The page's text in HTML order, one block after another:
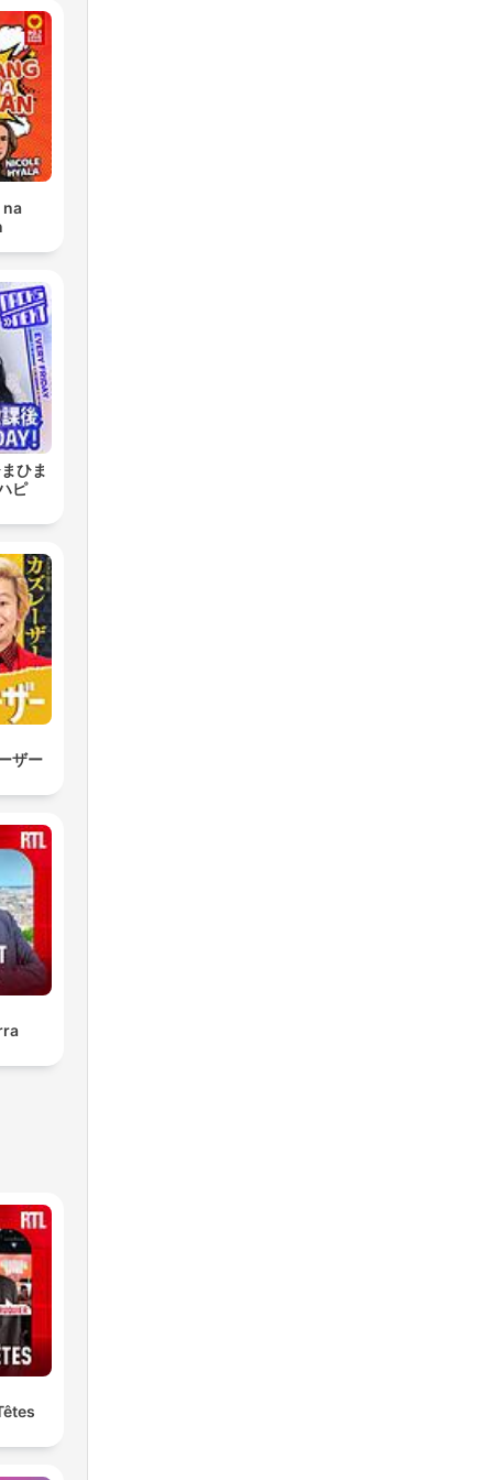
na
ひま
ピ
ザー